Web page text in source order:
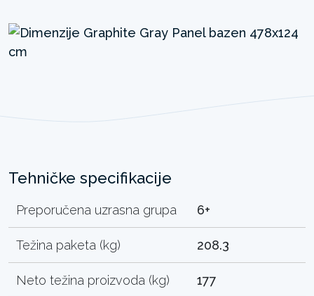
Tehničke specifikacije
Preporučena uzrasna grupa 6+
Težina paketa (kg) 208.3
Neto težina proizvoda (kg) 177